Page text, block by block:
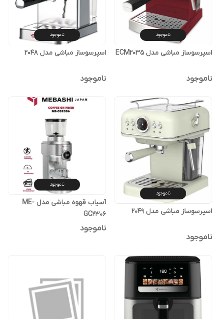
ناموجود
اسپرسوساز مباشی مدل ECM2035
ناموجود
ناموجود
اسپرسوساز مباشی مدل 2048
ناموجود
ناموجود
اسپرسوساز مباشی مدل 2049
ناموجود
ناموجود
آسیاب قهوه مباشی مدل ME-
GC2306
ناموجود